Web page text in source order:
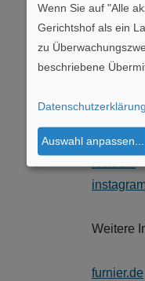
des
Schau
facebook
Weitere
furnier.de
Wenn Sie auf "Alle
Gerichtshof als ein
zu
beschriebene
Datenschutzerklärung
Auswahl anpassen